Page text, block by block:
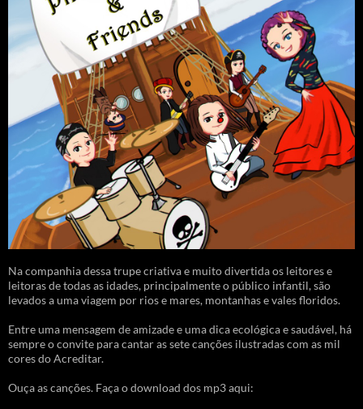
Na companhia dessa trupe criativa e muito divertida os leitores e
leitoras de todas as idades, principalmente o público infantil, são
levados a uma viagem por rios e mares, montanhas e vales floridos.
Entre uma mensagem de amizade e uma dica ecológica e saudável, há
sempre o convite para cantar as sete canções ilustradas com as mil
cores do Acreditar.
Ouça as canções. Faça o download dos mp3 aqui: